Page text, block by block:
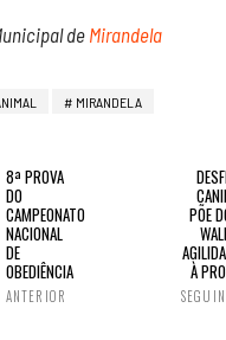
de Mirandela
MIRANDELA
8ª PROVA
DO
CAMPEONATO
NACIONAL
DE
OBEDIÊNCIA
ANTERIOR
PÕE
À